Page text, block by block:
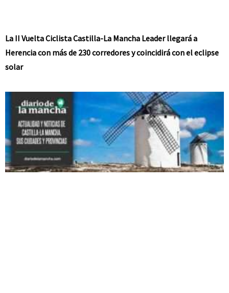
La II Vuelta Ciclista Castilla-La Mancha Leader llegará a
Herencia con más de 230 corredores y coincidirá con el eclipse
solar